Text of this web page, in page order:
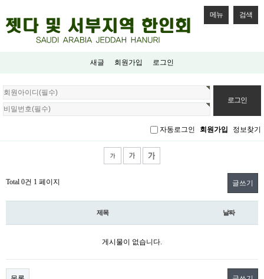
메뉴 검색
새글 회원가입 로그인
회
원
로
자동로그인 회원가입 정보찾기
Total 0건 1 페이지 글쓰기
제목 날짜
게시물이 없습니다.